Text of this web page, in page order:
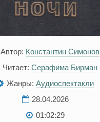
Автор: Константин Симонов
Читает: Серафима Бирман
Жанры: Аудиоспектакли
28.04.2026
01:02:29